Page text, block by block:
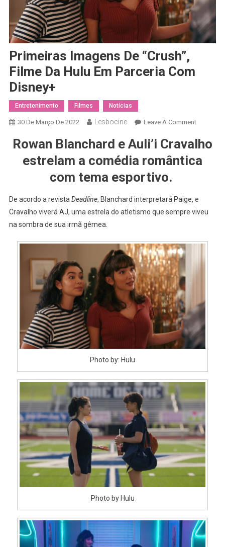
Primeiras Imagens De “Crush”,
Filme Da Hulu Em Parceria Com
Disney+
Entretenimento Filmes Notícias
30 De Março De 2022 Lesbocine Leave A CommentOn
Imagens
Hulu
Em
Rowan Blanchard e Auli’i Cravalho
estrelam a comédia romântica
com tema esportivo.
De acordo a revista Deadline, Blanchard interpretará Paige, e
Cravalho viverá AJ, uma estrela do atletismo que sempre viveu
na sombra de sua irmã gêmea.
Photo by: Hulu
Photo by Hulu